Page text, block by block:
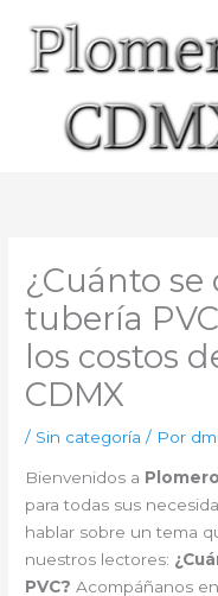
contenido
¿Cuánto
tubería
los costos
CDMX
/ Sin categoría / Por
Bienvenidos a
para todas sus
hablar sobre un tema
nuestros lectores:
PVC? Acompáñanos